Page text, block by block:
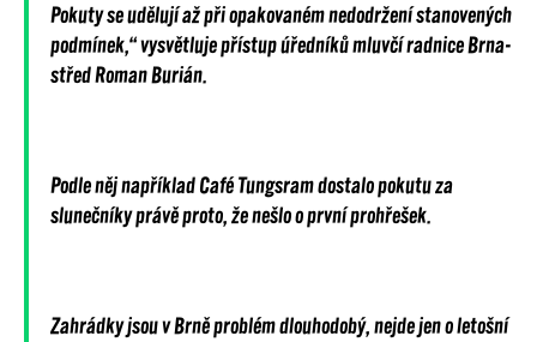
Pokuty se udělují až při opakovaném nedodržení stanovených
podmínek,“ vysvětluje přístup úředníků mluvčí radnice Brna-
střed Roman Burián.
Podle něj například Café Tungsram dostalo pokutu za
slunečníky právě proto, že nešlo o první prohřešek.
Zahrádky jsou v Brně problém dlouhodobý, nejde jen o letošní